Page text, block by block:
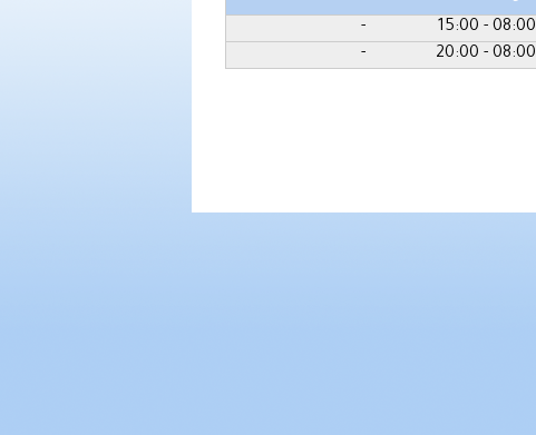
08:00 - 15:00
-
08:00 - 20:00
-